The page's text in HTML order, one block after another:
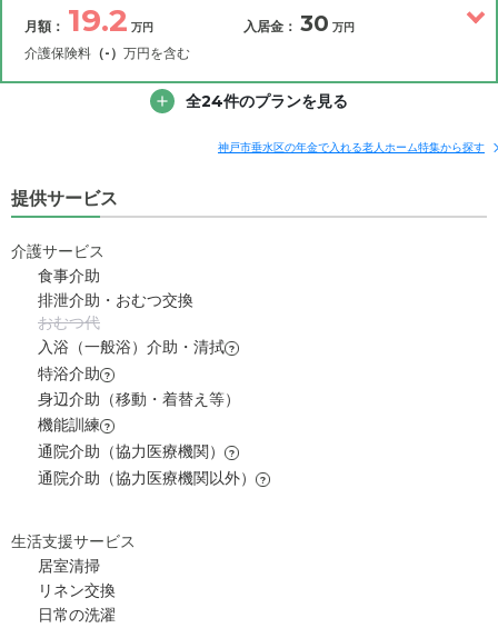
月額費用 18.2
0 万円
3 万円
食費 ?
水道・光熱費
上乗せ介護費 ?
その他
介護保険料
月額： 19.2 万円
介護保険料 （-） 万円を含む
入居金： 30 万円
入居金
その他費用
補足情報
管理費
食費 ?
水道・光熱費
上乗せ介護費 ?
その他
介護保険料
全24件のプランを見る
神戸市垂水区の年金で入れる老人ホーム特集から探す
提供サービス
介護サービス
食事介助
排泄介助・おむつ交換
おむつ代
入浴（一般浴）介助・清拭 ?
特浴介助 ?
身辺介助（移動・着替え等）
機能訓練 ?
通院介助（協力医療機関） ?
通院介助（協力医療機関以外） ?
生活支援サービス
居室清掃
リネン交換
日常の洗濯